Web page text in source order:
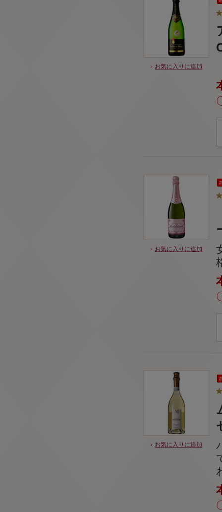
お気に入りに追加
お気に入りに追加
お気に入りに追加